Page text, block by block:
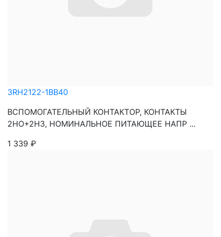
3RH2122-1BB40
ВСПОМОГАТЕЛЬНЫЙ КОНТАКТОР, КОНТАКТЫ
2НО+2НЗ, НОМИНАЛЬНОЕ ПИТАЮЩЕЕ НАПР ...
1 339 ₽